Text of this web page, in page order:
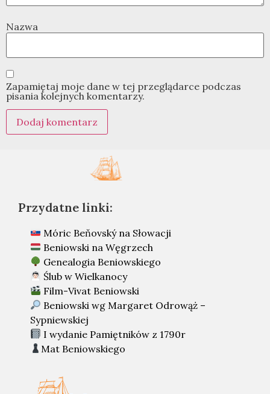
Nazwa
Zapamiętaj moje dane w tej przeglądarce podczas
pisania kolejnych komentarzy.
Przydatne linki:
Móric Beňovský na Słowacji
Beniowski na Węgrzech
Genealogia Beniowskiego
Ślub w Wielkanocy
Film-Vivat Beniowski
Beniowski wg Margaret Odrowąż –
Sypniewskiej
I wydanie Pamiętników z 1790r
Mat Beniowskiego